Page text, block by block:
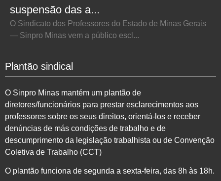
suspensão das a...
O Sindicato dos Professores do Estado de Minas Gerais
— Sinpro Minas vem a público escl...
Plantão sindical
O Sinpro Minas mantém um plantão de
diretores/funcionários para prestar esclarecimentos aos
professores sobre os seus direitos, orientá-los e receber
denúncias de más condições de trabalho e de
descumprimento da legislação trabalhista ou de Convenção
Coletiva de Trabalho (CCT)
O plantão funciona de segunda a sexta-feira, das 8h às 18h.